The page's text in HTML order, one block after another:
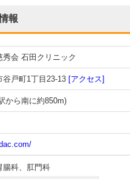
報
秀会 石田クリニック
谷戸町1丁目23-13 [アクセス]
から南に約850m)
腸科、 肛門科